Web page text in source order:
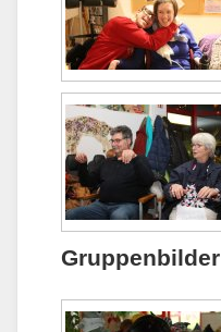
Gruppenbilder